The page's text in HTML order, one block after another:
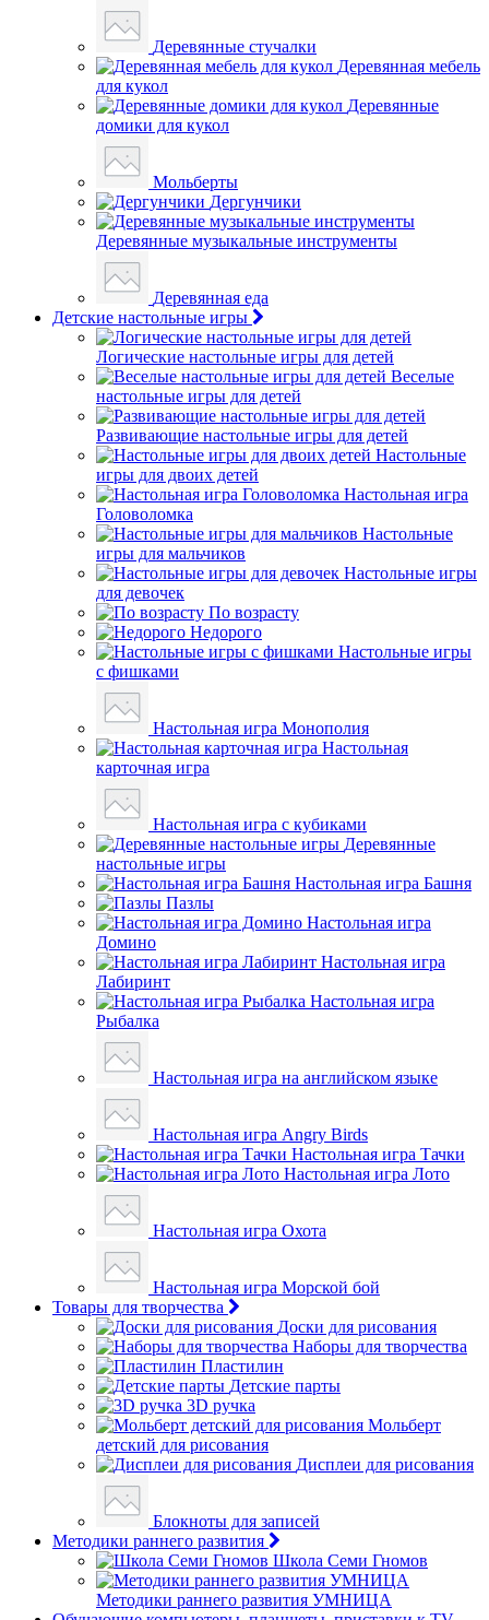
Деревянные стучалки
Деревянная мебель
для кукол
Деревянные
домики для кукол
Мольберты
Дергунчики
Деревянные музыкальные инструменты
Деревянная еда
Детские настольные игры
Логические настольные игры для детей
Веселые
настольные игры для детей
Развивающие настольные игры для детей
Настольные
игры для двоих детей
Настольная игра
Головоломка
Настольные
игры для мальчиков
Настольные игры
для девочек
По возрасту
Недорого
Настольные игры
с фишками
Настольная игра Монополия
Настольная
карточная игра
Настольная игра с кубиками
Деревянные
настольные игры
Настольная игра Башня
Пазлы
Настольная игра
Домино
Настольная игра
Лабиринт
Настольная игра
Рыбалка
Настольная игра на английском языке
Настольная игра Angry Birds
Настольная игра Тачки
Настольная игра Лото
Настольная игра Охота
Настольная игра Морской бой
Товары для творчества
Доски для рисования
Наборы для творчества
Пластилин
Детские парты
3D ручка
Мольберт
детский для рисования
Дисплеи для рисования
Блокноты для записей
Методики раннего развития
Школа Семи Гномов
Методики раннего развития УМНИЦА